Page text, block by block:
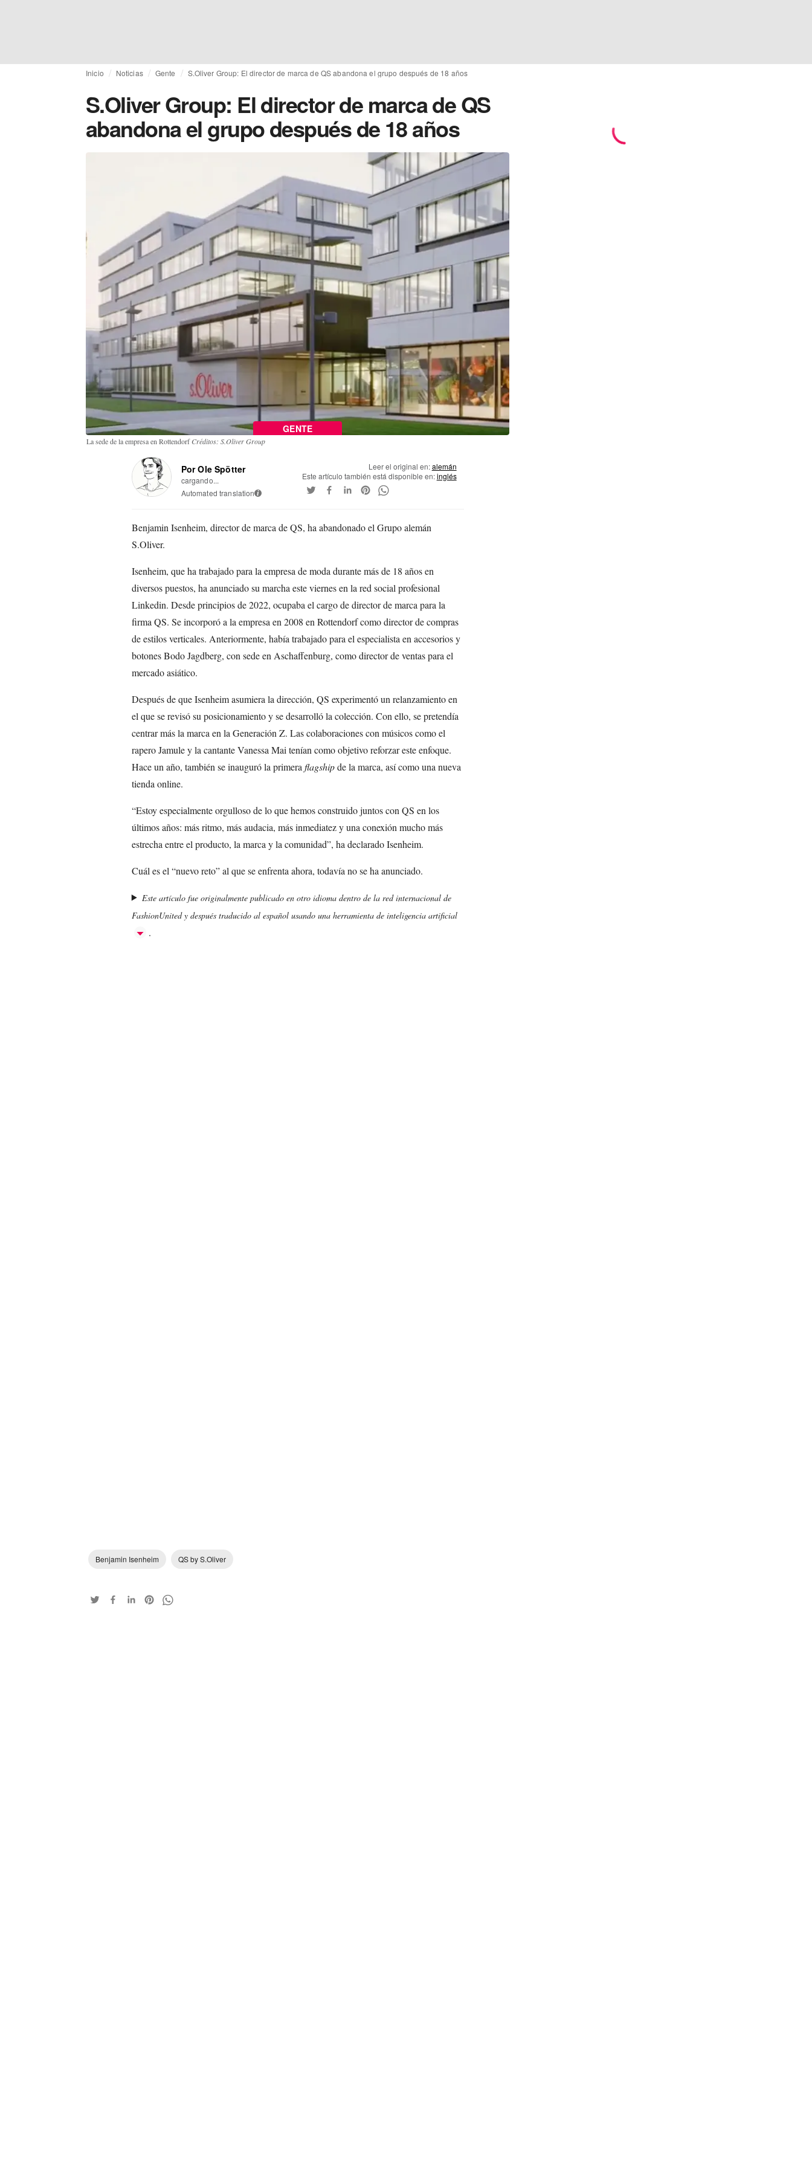
Inicio Noticias Gente S.Oliver Group: El director de marca de QS abandona el grupo después de 18 años
S.Oliver Group: El director de marca de QS
abandona el grupo después de 18 años
GENTE
La sede de la empresa en RottendorfCréditos: S.Oliver Group
Por Ole Spötter
cargando...
Automated translation i
Leer el original en:alemán
Este artículo también está disponible en:inglés
Benjamin Isenheim, director de marca de QS, ha abandonado el Grupo alemán
S.Oliver.
Isenheim, que ha trabajado para la empresa de moda durante más de 18 años en
diversos puestos, ha anunciado su marcha este viernes en la red social profesional
Linkedin. Desde principios de 2022, ocupaba el cargo de director de marca para la
firma QS. Se incorporó a la empresa en 2008 en Rottendorf como director de compras
de estilos verticales. Anteriormente, había trabajado para el especialista en accesorios y
botones Bodo Jagdberg, con sede en Aschaffenburg, como director de ventas para el
mercado asiático.
Después de que Isenheim asumiera la dirección, QS experimentó un relanzamiento en
el que se revisó su posicionamiento y se desarrolló la colección. Con ello, se pretendía
centrar más la marca en la Generación Z. Las colaboraciones con músicos como el
rapero Jamule y la cantante Vanessa Mai tenían como objetivo reforzar este enfoque.
Hace un año, también se inauguró la primera flagshipde la marca, así como una nueva
tienda online.
“Estoy especialmente orgulloso de lo que hemos construido juntos con QS en los
últimos años: más ritmo, más audacia, más inmediatez y una conexión mucho más
estrecha entre el producto, la marca y la comunidad”, ha declarado Isenheim.
Cuál es el “nuevo reto” al que se enfrenta ahora, todavía no se ha anunciado.
Este artículo fue originalmente publicado en otro idioma dentro de la red internacional de
FashionUnited y después traducido al español usando una herramienta de inteligencia artificial
.
Benjamin Isenheim QS by S.Oliver